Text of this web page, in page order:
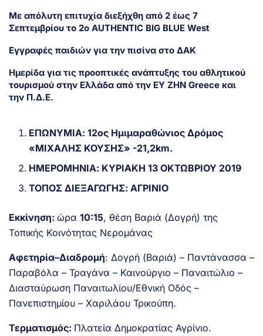
Με απόλυτη επιτυχία διεξήχθη από 2 έως 7
Σεπτεμβρίου το 2ο AUTHENTIC BIG BLUE West
Εγγραφές παιδιών για την πισίνα στο ΔΑΚ
Ημερίδα για τις προοπτικές ανάπτυξης του αθλητικού
τουρισμού στην Ελλάδα από την ΕΥ ΖΗΝ Greece και
την Π.Δ.Ε.
ΕΠΩΝΥΜΙΑ: 12ος Ημιμαραθώνιος Δρόμος
«ΜΙΧΑΛΗΣ ΚΟΥΣΗΣ» -21,2km.
ΗΜΕΡΟΜΗΝΙΑ: ΚΥΡΙΑΚΗ 13 ΟΚΤΩΒΡΙΟΥ 2019
ΤΟΠΟΣ ΔΙΕΞΑΓΩΓΗΣ: ΑΓΡΙΝΙΟ
Εκκίνηση: ώρα 10:15, θέση Βαριά (Δογρή) της
Τοπικής Κοινότητας Νερομάνας
Αφετηρία–Διαδρομή: Δογρή (Βαριά) – Παντάνασσα –
Παραβόλα – Τραγάνα – Καινούργιο – Παναιτώλιο –
Διασταύρωση Παναιτωλίου/Εθνική Οδός –
Πανεπιστημίου – Χαριλάου Τρικούπη.
Τερματισμός: Πλατεία Δημοκρατίας Αγρίνιο.